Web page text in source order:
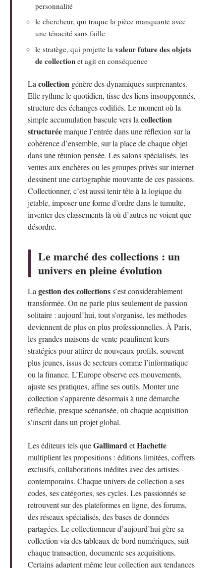
personnalité
le chercheur, qui traque la pièce manquante avec
une ténacité sans faille
le stratège, qui projette la valeur future des objets
de collection et agit en conséquence
La collection génère des dynamiques surprenantes.
Elle rythme le quotidien, tisse des liens insoupçonnés,
structure des échanges codifiés. Le moment où la
simple accumulation bascule vers la collection
structuréemarque l’entrée dans une réflexion sur la
cohérence d’ensemble, sur la place de chaque objet
dans une réunion pensée. Les salons spécialisés, les
ventes aux enchères ou les groupes privés sur internet
dessinent une cartographie mouvante de ces passions.
Collectionner, c’est aussi tenir tête à la logique du
jetable, imposer une forme d’ordre dans le tumulte,
inventer des classements là où d’autres ne voient que
désordre.
Le marché des collections : un
univers en pleine évolution
La gestion des collectionss’est considérablement
transformée. On ne parle plus seulement de passion
solitaire : aujourd’hui, tout s’organise, les méthodes
deviennent de plus en plus professionnelles. À Paris,
les grandes maisons de vente peaufinent leurs
stratégies pour attirer de nouveaux profils, souvent
plus jeunes, issus de secteurs comme l’informatique
ou la finance. L’Europe observe ces mouvements,
ajuste ses pratiques, affine ses outils. Monter une
collection s’apparente désormais à une démarche
réfléchie, presque scénarisée, où chaque acquisition
s’inscrit dans un projet global.
Les éditeurs tels queGallimard etHachette
multiplient les propositions : éditions limitées, coffrets
exclusifs, collaborations inédites avec des artistes
contemporains. Chaque univers de collection a ses
codes, ses catégories, ses cycles. Les passionnés se
retrouvent sur des plateformes en ligne, des forums,
des réseaux spécialisés, des bases de données
partagées. Le collectionneur d’aujourd’hui gère sa
collection via des tableaux de bord numériques, suit
chaque transaction, documente ses acquisitions.
Certains adaptent même leur collection aux tendances